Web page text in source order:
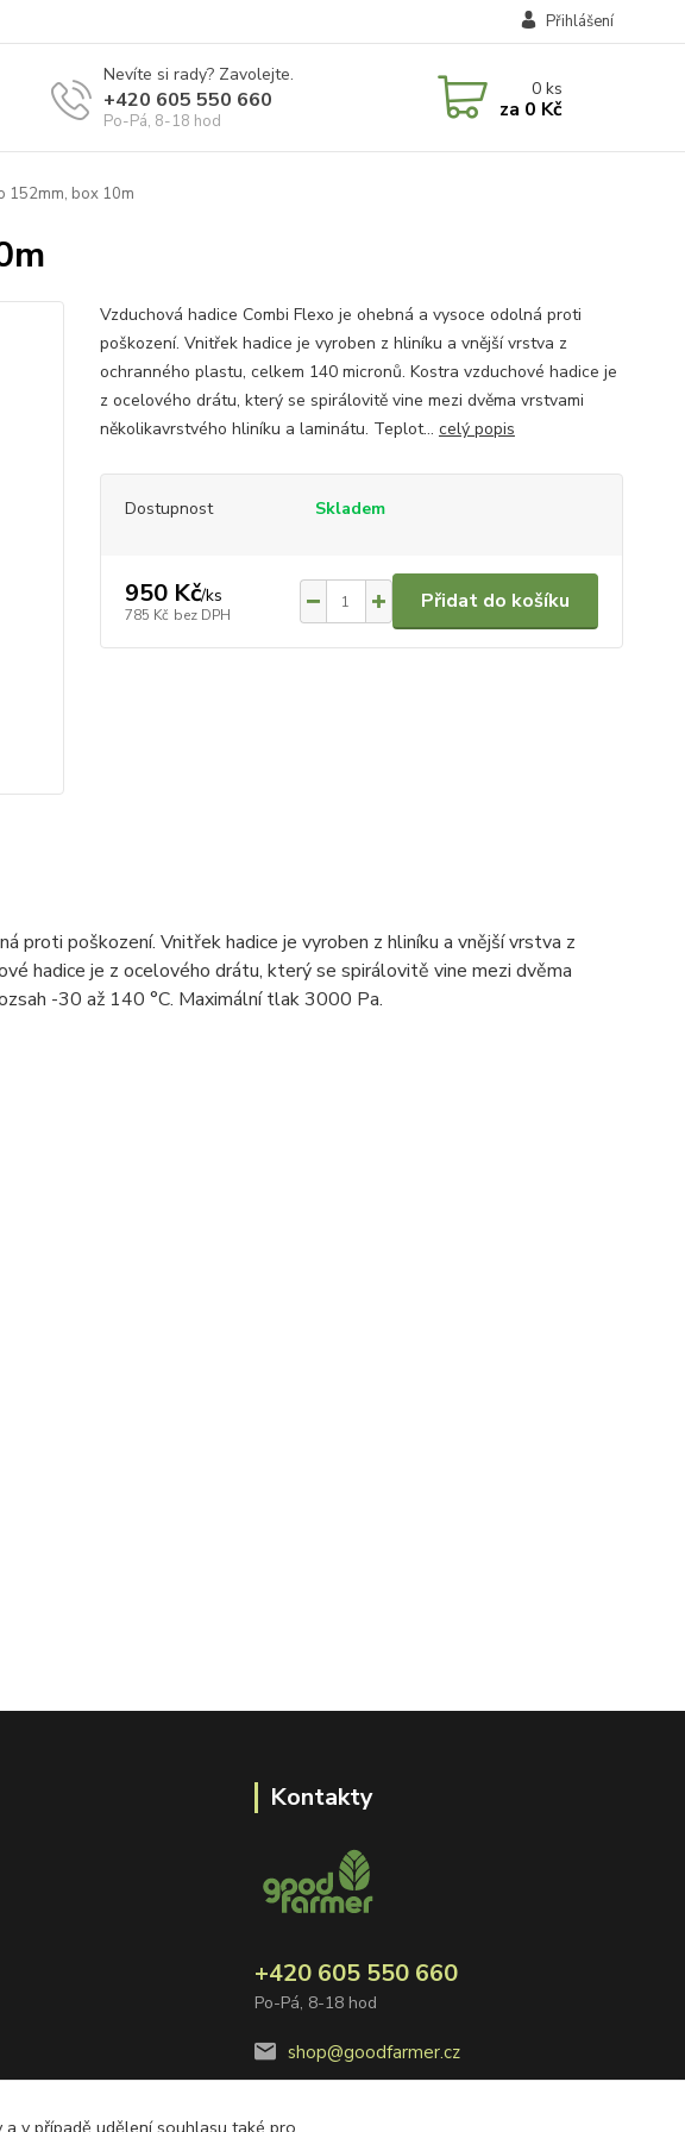
Přihlášení
Nevíte si rady? Zavolejte.
+420 605 550 660
Po-Pá, 8-18 hod
0ks
za 0 Kč
152mm, box 10m
Vzduchová hadice Combi Flexo je ohebná a vysoce odolná proti
poškození. Vnitřek hadice je vyroben z hliníku a vnější vrstva z
ochranného plastu, celkem 140 micronů. Kostra vzduchové hadice je
z ocelového drátu, který se spirálovitě vine mezi dvěma vrstvami
několikavrstvého hliníku a laminátu. Teplot... celý popis
Dostupnost Skladem
950 Kč/ks
785 Kč bez DPH
Přidat do košíku
proti poškození. Vnitřek hadice je vyroben z hliníku a vnější vrstva z
hadice je z ocelového drátu, který se spirálovitě vine mezi dvěma
-30 až 140 °C. Maximální tlak 3000 Pa.
Kontakty
+420 605 550 660
Po-Pá, 8-18 hod
shop@goodfarmer.cz
v případě udělení souhlasu také pro